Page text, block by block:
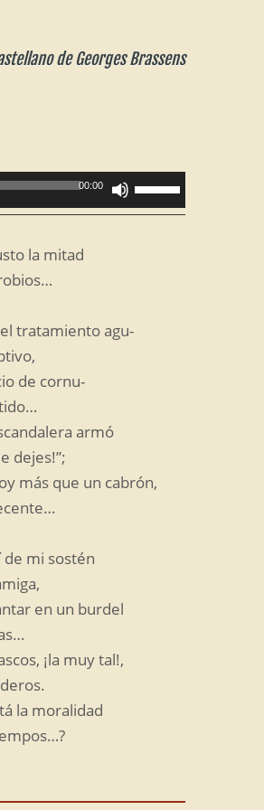
de Georges Brassens
00:00
las
teclas
la mitad
tratamiento agu-
de cornu-
armó
dejes!”;
más que un cabrón,
de mi sostén
en un burdel
¡la muy tal!,
la moralidad